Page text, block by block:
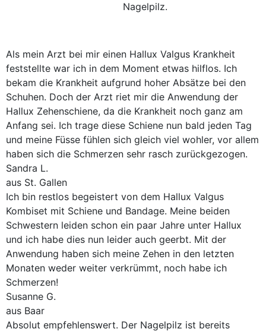
Nagelpilz.
Als mein Arzt bei mir einen Hallux Valgus Krankheit
feststellte war ich in dem Moment etwas hilflos. Ich
bekam die Krankheit aufgrund hoher Absätze bei den
Schuhen. Doch der Arzt riet mir die Anwendung der
Hallux Zehenschiene, da die Krankheit noch ganz am
Anfang sei. Ich trage diese Schiene nun bald jeden Tag
und meine Füsse fühlen sich gleich viel wohler, vor allem
haben sich die Schmerzen sehr rasch zurückgezogen.
Sandra L.
aus St. Gallen
Ich bin restlos begeistert von dem Hallux Valgus
Kombiset mit Schiene und Bandage. Meine beiden
Schwestern leiden schon ein paar Jahre unter Hallux
und ich habe dies nun leider auch geerbt. Mit der
Anwendung haben sich meine Zehen in den letzten
Monaten weder weiter verkrümmt, noch habe ich
Schmerzen!
Susanne G.
aus Baar
Absolut empfehlenswert. Der Nagelpilz ist bereits